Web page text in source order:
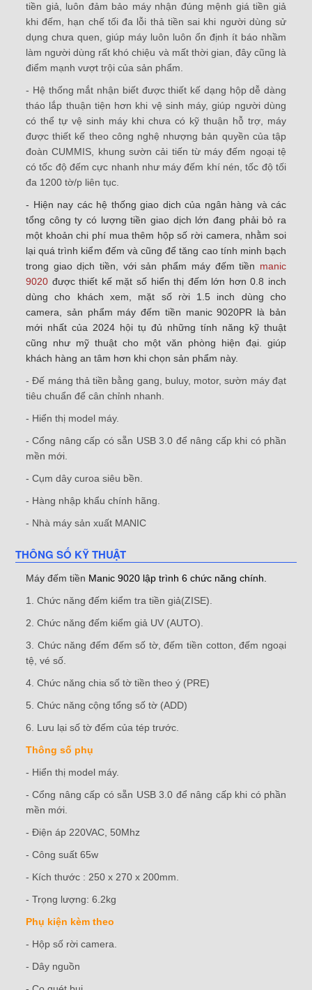
tiền giả, luôn đảm bảo máy nhận đúng mệnh giá tiền giả
khi đếm, hạn chế tối đa lỗi thả tiền sai khi người dùng sử
dụng chưa quen, giúp máy luôn luôn ổn định ít báo nhầm
làm người dùng rất khó chiệu và mất thời gian, đây cũng là
điểm mạnh vượt trội của sản phẩm.
- Hệ thống mắt nhận biết được thiết kế dạng hộp dễ dàng
tháo lắp thuận tiện hơn khi vệ sinh máy, giúp người dùng
có thể tự vệ sinh máy khi chưa có kỹ thuận hỗ trợ, máy
được thiết kế theo công nghệ nhượng bản quyền của tập
đoàn CUMMIS, khung sườn cải tiến từ máy đếm ngoại tệ
có tốc độ đếm cực nhanh như máy đếm khí nén, tốc độ tối
đa 1200 tờ/p liên tục.
- Hiện nay các hệ thống giao dịch của ngân hàng và các
tổng công ty có lượng tiền giao dịch lớn đang phải bỏ ra
một khoản chi phí mua thêm hộp số rời camera, nhằm soi
lại quá trình kiểm đếm và cũng để tăng cao tính minh bạch
trong giao dịch tiền, với sản phẩm máy đếm tiền manic
9020 được thiết kế mặt số hiển thị đếm lớn hơn 0.8 inch
dùng cho khách xem, mặt số rời 1.5 inch dùng cho
camera, sản phẩm máy đếm tiền manic 9020PR là bản
mới nhất của 2024 hội tụ đủ những tính năng kỹ thuật
cũng như mỹ thuật cho một văn phòng hiện đại. giúp
khách hàng an tâm hơn khi chọn sản phẩm này.
- Đế máng thả tiền bằng gang, buluy, motor, sườn máy đạt
tiêu chuẩn để cân chỉnh nhanh.
- Hiển thị model máy.
- Cổng nâng cấp có sẵn USB 3.0 để nâng cấp khi có phần
mền mới.
- Cụm dây curoa siêu bền.
- Hàng nhập khẩu chính hãng.
- Nhà máy sản xuất MANIC
THÔNG SỐ KỸ THUẬT
Máy đếm tiền Manic 9020 lập trình 6 chức năng chính.
1. Chức năng đếm kiểm tra tiền giả(ZISE).
2. Chức năng đếm kiểm giả UV (AUTO).
3. Chức năng đếm đếm số tờ, đếm tiền cotton, đếm ngoại
tệ, vé số.
4. Chức năng chia số tờ tiền theo ý (PRE)
5. Chức năng cộng tổng số tờ (ADD)
6. Lưu lại số tờ đếm của tép trước.
Thông số phụ
- Hiển thị model máy.
- Cổng nâng cấp có sẵn USB 3.0 để nâng cấp khi có phần
mền mới.
- Điện áp 220VAC, 50Mhz
- Công suất 65w
- Kích thước : 250 x 270 x 200mm.
- Trọng lượng: 6.2kg
Phụ kiện kèm theo
- Hộp số rời camera.
- Dây nguồn